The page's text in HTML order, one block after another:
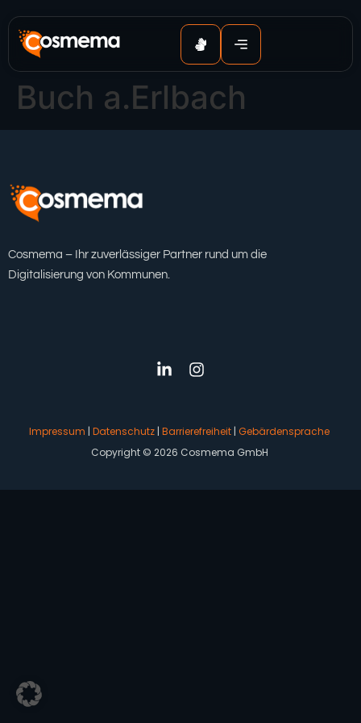
springen
Buch a.Erlbach
Cosmema – Ihr zuverlässiger Partner rund um die
Digitalisierung von Kommunen.
Impressum | Datenschutz | Barrierefreiheit | Gebärdensprache
Copyright © 2026 Cosmema GmbH